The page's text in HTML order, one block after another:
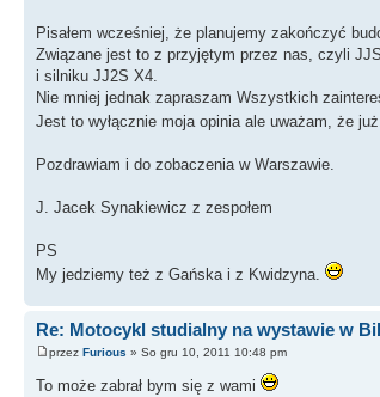
Pisałem wcześniej, że planujemy zakończyć
Związane jest to z przyjętym przez nas, czyli
i silniku JJ2S X4.
Nie mniej jednak zapraszam Wszystkich
Jest to wyłącznie moja opinia ale uważam, że
Pozdrawiam i do zobaczenia w Warszawie.
J. Jacek Synakiewicz z zespołem
PS
My jedziemy też z Gańska i z Kwidzyna.
Re: Motocykl studialny na wystawie w
przez Furious » So gru 10, 2011 10:48 pm
To może zabrał bym się z wami